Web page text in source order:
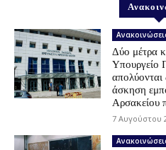
Δύο μέτρα
Υπουργείο
απολύονται
άσκηση
Αρσακείου
7 Αυγούστου